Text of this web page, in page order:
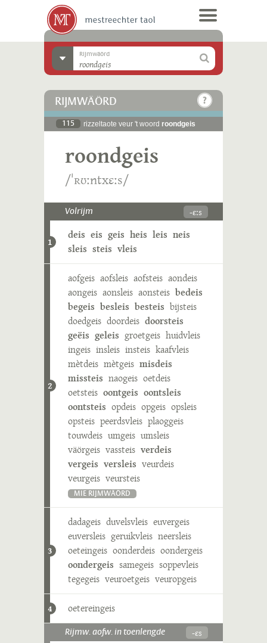
Rijmwäörd
RIJMWÄÖRD
115 rizzeltaote veur 't woord roondgeis
roondgeis
/ˈʀʊːntxɛːs/
Volrijm -ɛːs
1
deis eis geis heis leis neis
sleis steis vleis
2
aofgeis aofsleis aofsteis aondeis
aongeis aonsleis aonsteis bedeis
begeis besleis besteis bijsteis
doedgeis doordeis doorsteis
geëis geleis groetgeis huidvleis
ingeis insleis insteis kaafvleis
mètdeis mètgeis misdeis
missteis naogeis oetdeis
oetsteis oontgeis oontsleis
oontsteis opdeis opgeis opsleis
opsteis peerdsvleis plaoggeis
touwdeis umgeis umsleis
väörgeis vassteis verdeis
vergeis versleis veurdeis
veurgeis veursteis
MIE RIJMWÄÖRD
3
dadageis duvelsvleis euvergeis
euversleis geruikvleis neersleis
oeteingeis oonderdeis oondergeis
oondergeis samegeis soppevleis
tegegeis veuroetgeis veuropgeis
4 oetereingeis
Rijmw. aofw. in toenlengde -ɛs